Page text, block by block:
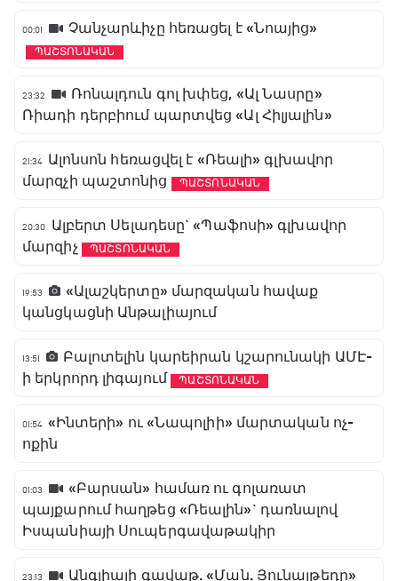
00:01 Չանչարևիչը հեռացել է «Նոայից»
ՊԱՇՏՈՆԱԿԱՆ
23:32
Ռոնալդուն գոլ խփեց, «Ալ Նասրը»
Ռիադի դերբիում պարտվեց «Ալ Հիլյալին»
21:34 Ալոնսոն հեռացվել է «Ռեալի» գլխավոր
մարզչի պաշտոնից
ՊԱՇՏՈՆԱԿԱՆ
20:30
Ալբերտ Սելադեսը` «Պաֆոսի» գլխավոր
մարզիչ
ՊԱՇՏՈՆԱԿԱՆ
19:53
«Ալաշկերտը» մարզական հավաք
կանցկացնի Անթալիայում
13:51
Բալոտելին կարեիրան կշարունակի ԱՄԷ-
ի երկրորդ լիգայում
ՊԱՇՏՈՆԱԿԱՆ
01:54 «Ինտերի» ու «Նապոլիի» մարտական ոչ-
ոքին
01:03
«Բարսան» համառ ու գոլառատ
պայքարում հաղթեց «Ռեալին»` դառնալով
Իսպանիայի Սուպերգավաթակիր
23:13 Անգլիայի գավաթ. «Ման. Յունայթեդը»